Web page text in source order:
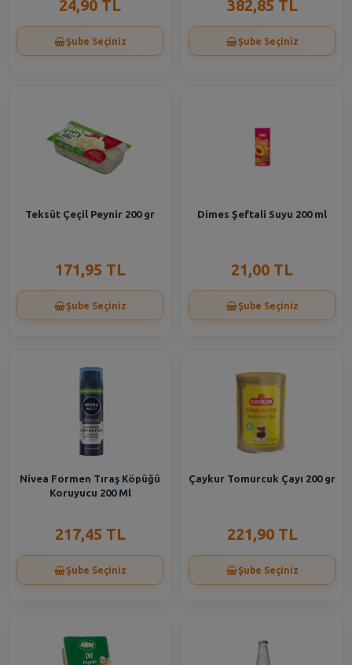
24,90 TL
Şube Seçiniz
382,85 TL
Şube Seçiniz
Teksüt Çeçil Peynir 200 gr
171,95 TL
Şube Seçiniz
Dimes Şeftali Suyu 200 ml
21,00 TL
Şube Seçiniz
Nivea Formen Tıraş Köpüğü
Koruyucu 200 Ml
217,45 TL
Şube Seçiniz
Çaykur Tomurcuk Çayı 200 gr
221,90 TL
Şube Seçiniz